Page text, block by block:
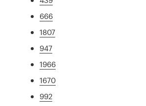
666
1807
947
1966
1670
992